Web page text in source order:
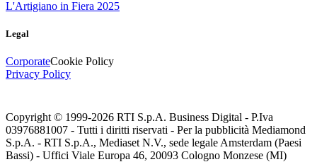
L'Artigiano in Fiera 2025
Legal
CorporateCookie Policy
Privacy Policy
Copyright © 1999-2026 RTI S.p.A. Business Digital - P.Iva
03976881007 - Tutti i diritti riservati - Per la pubblicità Mediamond
S.p.A. - RTI S.p.A., Mediaset N.V., sede legale Amsterdam (Paesi
Bassi) - Uffici Viale Europa 46, 20093 Cologno Monzese (MI)